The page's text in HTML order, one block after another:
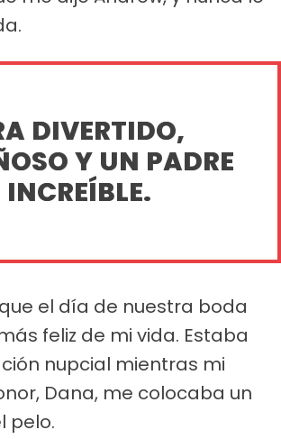
DIVERTIDO,
Y UN PADRE
INCREÍBLE.
el día de nuestra boda
feliz de mi vida. Estaba
nupcial mientras mi
Dana, me colocaba un
pelo.